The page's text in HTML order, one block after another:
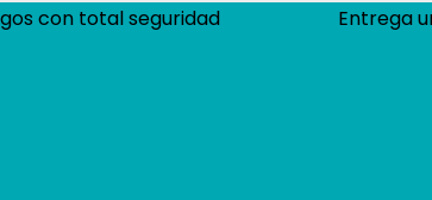
con total seguridad Entrega